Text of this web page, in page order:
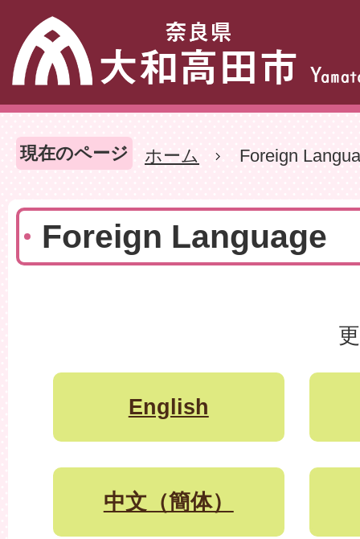
現在のページ ホーム Foreign
Foreign Language
English
中文（簡体）